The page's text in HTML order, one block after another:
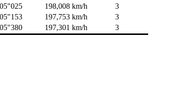
198,008 km/h
3
197,753 km/h
3
197,301 km/h 3